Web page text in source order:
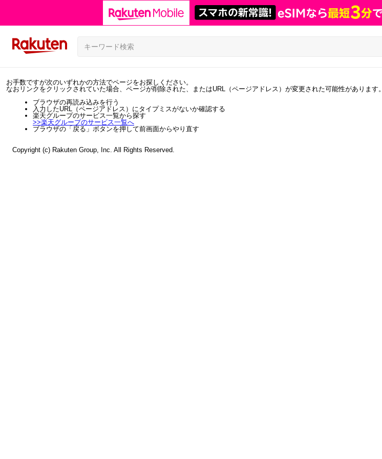
お手数ですが次のいずれかの方法でページをお探しください。
なおリンクをクリックされていた場合、ページが削除された、またはURL（ページアドレス）が変更された可能性があります。
ブラウザの再読み込みを行う
入力したURL（ページアドレス）にタイプミスがないか確認する
楽天グループのサービス一覧から探す
>>楽天グループのサービス一覧へ
ブラウザの「戻る」ボタンを押して前画面からやり直す
Copyright (c) Rakuten Group, Inc. All Rights Reserved.